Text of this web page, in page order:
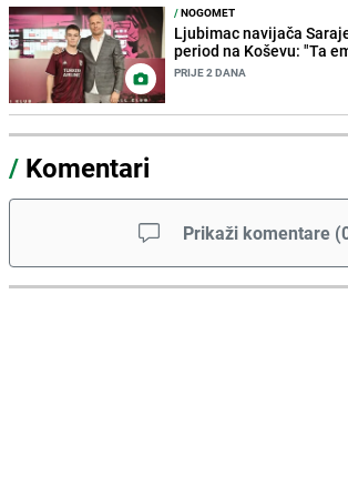
/NOGOMET
Ljubimac navijača
period na Koševu: "Ta
PRIJE 2 DANA
/ Komentari
Prikaži komentare (